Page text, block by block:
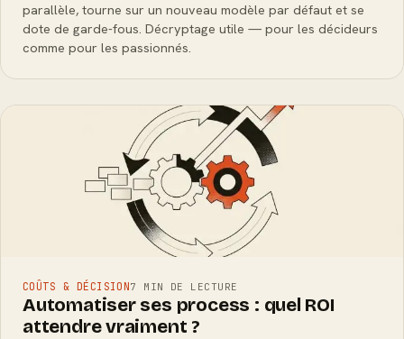
parallèle, tourne sur un nouveau modèle par défaut et se
dote de garde-fous. Décryptage utile — pour les décideurs
comme pour les passionnés.
COÛTS & DÉCISION7 MIN DE LECTURE
Automatiser ses process : quel ROI
attendre vraiment ?